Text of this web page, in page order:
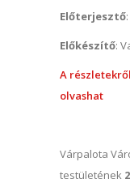
Előterjesztő
Előkészítő:
A
olvashat
Várpalota
testületének